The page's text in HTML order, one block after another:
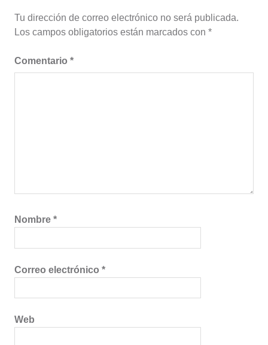
Tu dirección de correo electrónico no será publicada.
Los campos obligatorios están marcados con *
Comentario *
Nombre *
Correo electrónico *
Web